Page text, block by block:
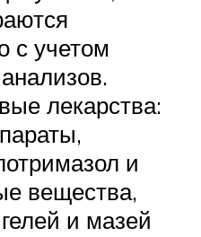
с учетом
лекарства:
и
вещества,
и мазей